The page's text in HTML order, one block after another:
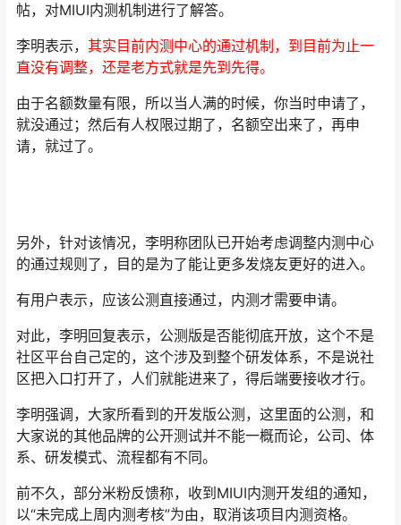
帖，对MIUI内测机制进行了解答。
李明表示， 其实目前内测中心的通过机制，到目前为止一
直没有调整，还是老方式就是先到先得。
由于名额数量有限，所以当人满的时候，你当时申请了，
就没通过；然后有人权限过期了，名额空出来了，再申
请，就过了。
另外，针对该情况，李明称团队已开始考虑调整内测中心
的通过规则了，目的是为了能让更多发烧友更好的进入。
有用户表示，应该公测直接通过，内测才需要申请。
对此，李明回复表示，公测版是否能彻底开放，这个不是
社区平台自己定的，这个涉及到整个研发体系，不是说社
区把入口打开了，人们就能进来了，得后端要接收才行。
李明强调，大家所看到的开发版公测，这里面的公测，和
大家说的其他品牌的公开测试并不能一概而论，公司、体
系、研发模式、流程都有不同。
前不久，部分米粉反馈称，收到MIUI内测开发组的通知，
以“未完成上周内测考核”为由，取消该项目内测资格。